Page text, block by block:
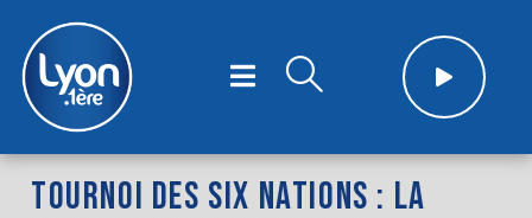
TOURNOI DES SIX NATIONS : LA